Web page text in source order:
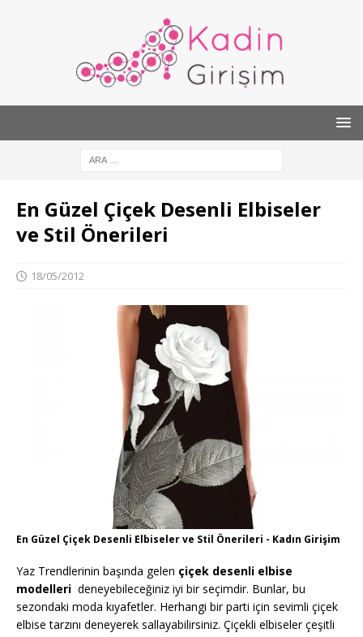
En Güzel Çiçek Desenli Elbiseler
ve Stil Önerileri
18/05/2012
En Güzel Çiçek Desenli Elbiseler ve Stil Önerileri - Kadın Girişim
Yaz Trendlerinin başında gelen çiçek desenli elbise
modelleri deneyebileceğiniz iyi bir seçimdir. Bunlar, bu
sezondaki moda kıyafetler. Herhangi bir parti için sevimli çiçek
elbise tarzını deneyerek sallayabilirsiniz. Çiçekli elbiseler çeşitli